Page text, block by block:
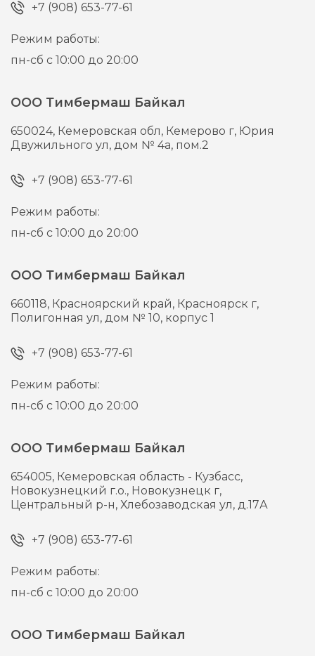
+7 (908) 653-77-61
Режим работы:
пн-сб с 10:00 до 20:00
ООО Тимбермаш Байкал
650024, Кемеровская обл, Кемерово г, Юрия
Двужильного ул, дом № 4а, пом.2
+7 (908) 653-77-61
Режим работы:
пн-сб с 10:00 до 20:00
ООО Тимбермаш Байкал
660118, Красноярский край, Красноярск г,
Полигонная ул, дом № 10, корпус 1
+7 (908) 653-77-61
Режим работы:
пн-сб с 10:00 до 20:00
ООО Тимбермаш Байкал
654005, Кемеровская область - Кузбасс,
Новокузнецкий г.о., Новокузнецк г,
Центральный р-н, Хлебозаводская ул, д.17А
+7 (908) 653-77-61
Режим работы:
пн-сб с 10:00 до 20:00
ООО Тимбермаш Байкал